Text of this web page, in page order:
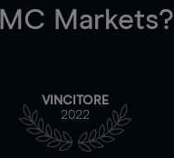
Markets?
VINCITORE
2022